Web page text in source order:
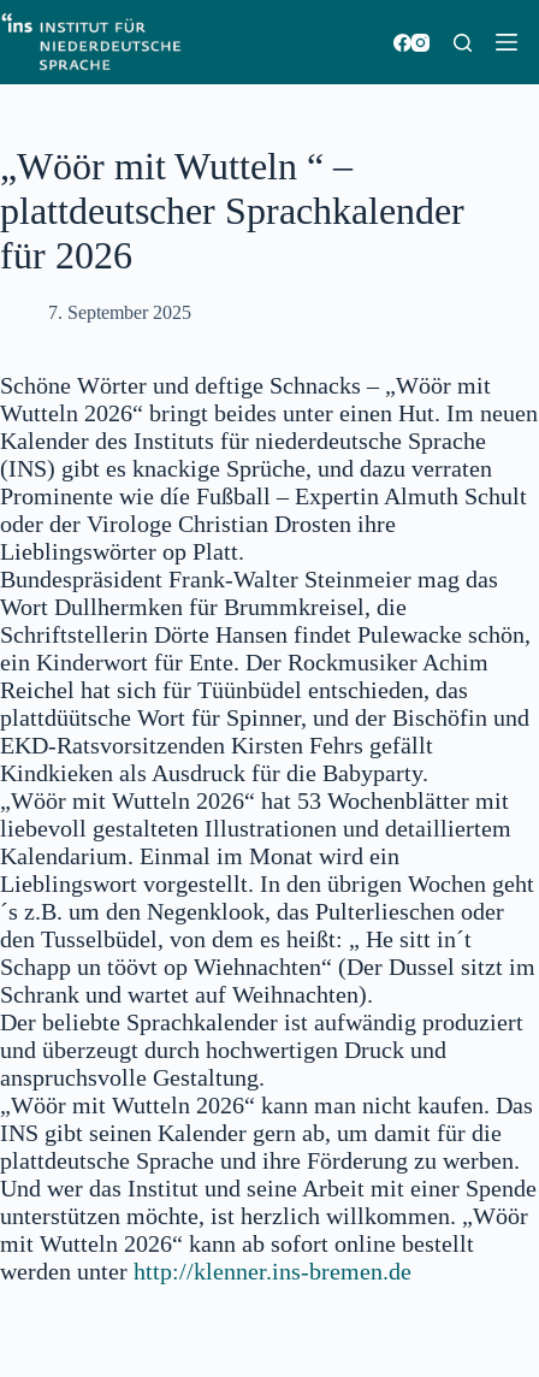
Zum
Inhalt
springen
„Wöör mit Wutteln “ –
plattdeutscher Sprachkalender
für 2026
7. September 2025
Schöne Wörter und deftige Schnacks – „Wöör mit
Wutteln 2026“ bringt beides unter einen Hut. Im neuen
Kalender des Instituts für niederdeutsche Sprache
(INS) gibt es knackige Sprüche, und dazu verraten
Prominente wie díe Fußball – Expertin Almuth Schult
oder der Virologe Christian Drosten ihre
Lieblingswörter op Platt.
Bundespräsident Frank-Walter Steinmeier mag das
Wort Dullhermken für Brummkreisel, die
Schriftstellerin Dörte Hansen findet Pulewacke schön,
ein Kinderwort für Ente. Der Rockmusiker Achim
Reichel hat sich für Tüünbüdel entschieden, das
plattdüütsche Wort für Spinner, und der Bischöfin und
EKD-Ratsvorsitzenden Kirsten Fehrs gefällt
Kindkieken als Ausdruck für die Babyparty.
„Wöör mit Wutteln 2026“ hat 53 Wochenblätter mit
liebevoll gestalteten Illustrationen und detailliertem
Kalendarium. Einmal im Monat wird ein
Lieblingswort vorgestellt. In den übrigen Wochen geht
´s z.B. um den Negenklook, das Pulterlieschen oder
den Tusselbüdel, von dem es heißt: „ He sitt in´t
Schapp un töövt op Wiehnachten“ (Der Dussel sitzt im
Schrank und wartet auf Weihnachten).
Der beliebte Sprachkalender ist aufwändig produziert
und überzeugt durch hochwertigen Druck und
anspruchsvolle Gestaltung.
„Wöör mit Wutteln 2026“ kann man nicht kaufen. Das
INS gibt seinen Kalender gern ab, um damit für die
plattdeutsche Sprache und ihre Förderung zu werben.
Und wer das Institut und seine Arbeit mit einer Spende
unterstützen möchte, ist herzlich willkommen. „Wöör
mit Wutteln 2026“ kann ab sofort online bestellt
werden unter http://klenner.ins-bremen.de